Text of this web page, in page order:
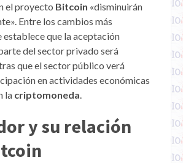
el proyecto Bitcoin «disminuirán
Entre los cambios más
que la aceptación
del sector privado será
que el sector público verá
en actividades económicas
la criptomoneda.
y su relación